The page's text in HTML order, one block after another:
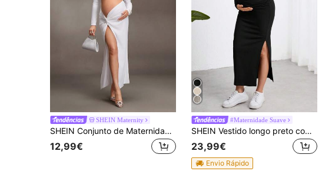
SHEIN Maternity
SHEIN Conjunto de Maternidade Branco, Vestido Maxi de Manga Comprida com Decote Quadrado e Fenda Torcida, Ajuste Slim Elástico, Design de Cintura Alta com Suporte para a Barriga, Estilo Sexy e Favorecedor, Adequado para Encontros e Reuniões durante a Gravidez
12,99€
#Maternidade Suave
SHEIN Vestido longo preto com fenda justa para gestantes
23,99€
Envio Rápido